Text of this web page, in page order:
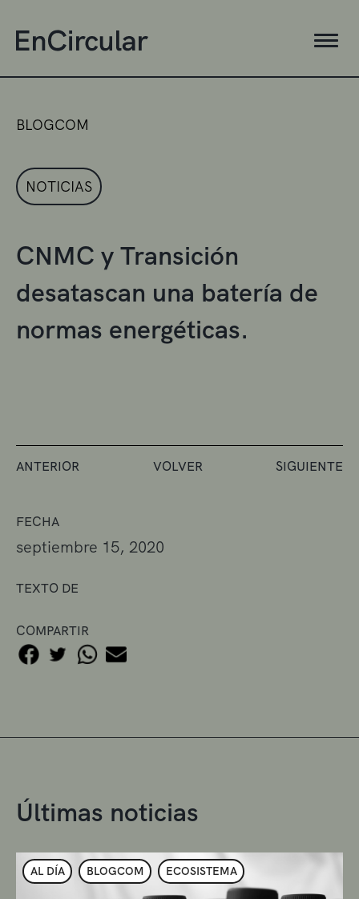
FECHA
septiembre 15, 2020
TEXTO DE
COMPARTIR
BLOGCOM
NOTICIAS
CNMC y Transición
desatascan una batería de
normas energéticas.
ANTERIOR VOLVER SIGUIENTE
Últimas noticias
AL DÍA BLOGCOM ECOSISTEMA